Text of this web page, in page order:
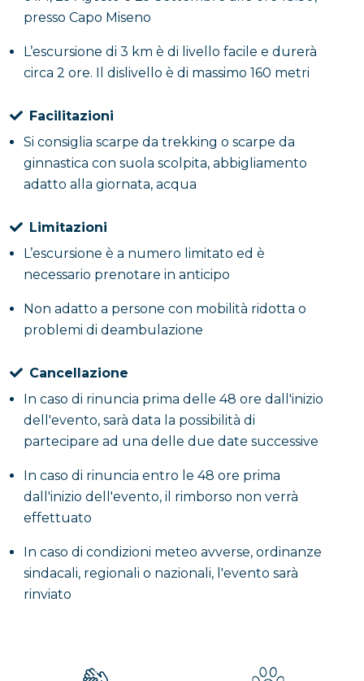
presso Capo Miseno
L’escursione di 3 km è di livello facile e durerà
circa 2 ore. Il dislivello è di massimo 160 metri
Facilitazioni
Si consiglia scarpe da trekking o scarpe da
ginnastica con suola scolpita, abbigliamento
adatto alla giornata, acqua
Limitazioni
L’escursione è a numero limitato ed è
necessario prenotare in anticipo
Non adatto a persone con mobilità ridotta o
problemi di deambulazione
Cancellazione
In caso di rinuncia prima delle 48 ore dall'inizio
dell'evento, sarà data la possibilità di
partecipare ad una delle due date successive
In caso di rinuncia entro le 48 ore prima
dall'inizio dell'evento, il rimborso non verrà
effettuato
In caso di condizioni meteo avverse, ordinanze
sindacali, regionali o nazionali, l'evento sarà
rinviato